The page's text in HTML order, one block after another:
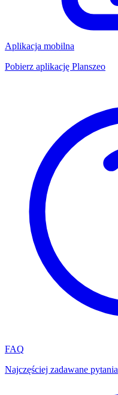
Aplikacja mobilna
Pobierz aplikację Planszeo
FAQ
Najczęściej zadawane pytania